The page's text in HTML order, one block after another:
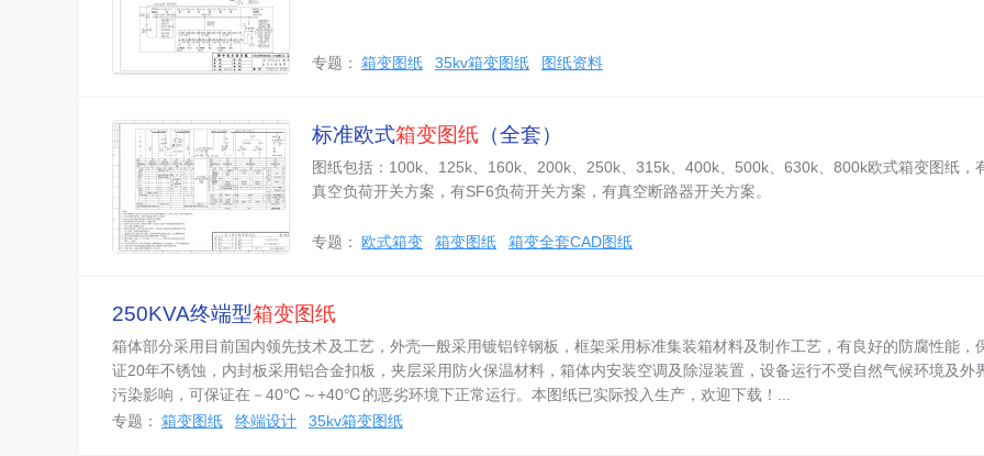
专题： 箱变图纸 35kv箱变图纸 图纸资料
标准欧式箱变图纸 （全套）
图纸包括：100k、125k、160k、200k、250k、315k、400k、500k、630k、800k欧式箱变图纸，
真空负荷开关方案，有SF6负荷开关方案，有真空断路器开关方案。
专题： 欧式箱变 箱变图纸 箱变全套CAD图纸
250KVA终端型箱变图纸
箱体部分采用目前国内领先技术及工艺，外壳一般采用镀铝锌钢板，框架采用标准集装箱材料及制作工艺，有良好的防腐性能，
证20年不锈蚀，内封板采用铝合金扣板，夹层采用防火保温材料，箱体内安装空调及除湿装置，设备运行不受自然气候环境及外
污染影响，可保证在－40℃～+40℃的恶劣环境下正常运行。本图纸已实际投入生产，欢迎下载！...
专题： 箱变图纸 终端设计 35kv箱变图纸